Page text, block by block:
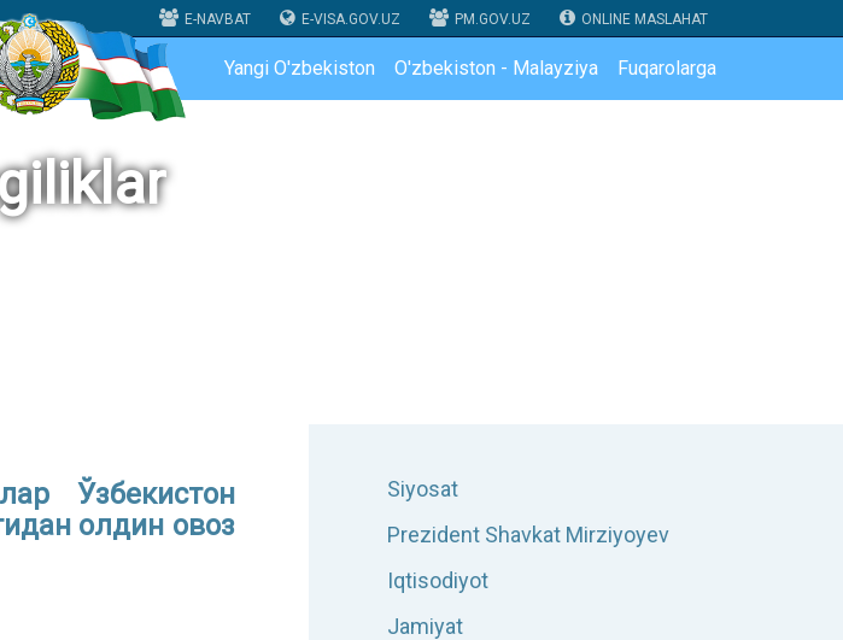
E-NAVBAT E-VISA.GOV.UZ PM.GOV.UZ ONLINE MASLAHAT
Yangi O'zbekiston O'zbekiston - Malayziya Fuqarolarga
Ўзбекистон
олдин овоз
Siyosat
Prezident Shavkat Mirziyoyev
Iqtisodiyot
Jamiyat